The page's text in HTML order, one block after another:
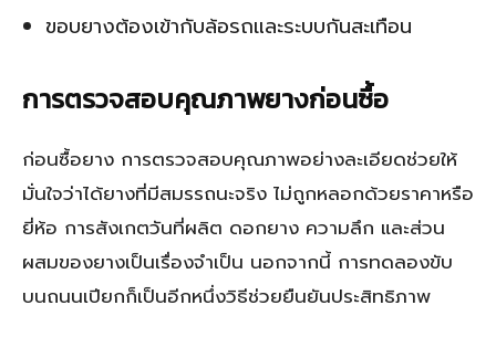
ขอบยางต้องเข้ากับล้อรถและระบบกันสะเทือน
การตรวจสอบคุณภาพยางก่อนซื้อ
ก่อนซื้อยาง การตรวจสอบคุณภาพอย่างละเอียดช่วยให้
มั่นใจว่าได้ยางที่มีสมรรถนะจริง ไม่ถูกหลอกด้วยราคาหรือ
ยี่ห้อ การสังเกตวันที่ผลิต ดอกยาง ความลึก และส่วน
ผสมของยางเป็นเรื่องจำเป็น นอกจากนี้ การทดลองขับ
บนถนนเปียกก็เป็นอีกหนึ่งวิธีช่วยยืนยันประสิทธิภาพ